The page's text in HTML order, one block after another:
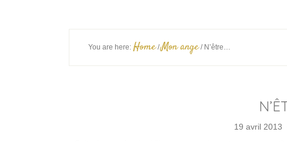
You are here: Home / Mon ange /N’être…
19 avril 2013